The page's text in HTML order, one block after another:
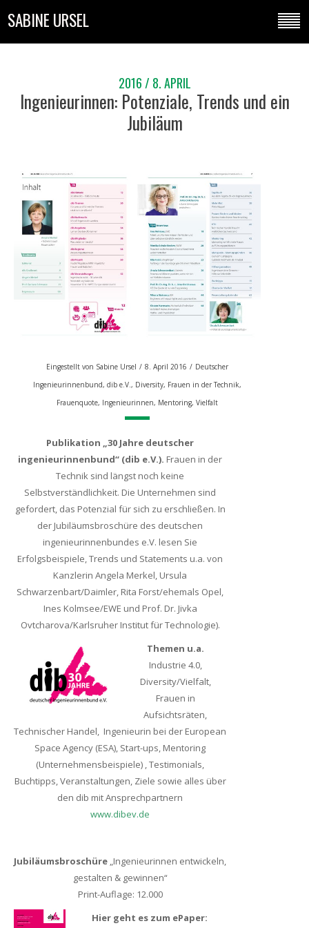
SABINE URSEL
2016 / 8. APRIL
Ingenieurinnen: Potenziale, Trends und ein
Jubiläum
Eingestellt von Sabine Ursel / 8. April 2016 / Deutscher
Ingenieurinnenbund, dib e.V., Diversity, Frauen in der Technik,
Frauenquote, Ingenieurinnen, Mentoring, Vielfalt
Publikation „30 Jahre deutscher
ingenieurinnenbund“ (dib e.V.). Frauen in der
Technik sind längst noch keine
Selbstverständlichkeit. Die Unternehmen sind
gefordert, das Potenzial für sich zu erschließen. In
der Jubiläumsbroschüre des deutschen
ingenieurinnenbundes e.V. lesen Sie
Erfolgsbeispiele, Trends und Statements u.a. von
Kanzlerin Angela Merkel, Ursula
Schwarzenbart/Daimler, Rita Forst/ehemals Opel,
Ines Kolmsee/EWE und Prof. Dr. Jivka
Ovtcharova/Karlsruher Institut für Technologie).
Themen u.a.
Industrie 4.0,
Diversity/Vielfalt,
Frauen in
Aufsichtsräten,
Technischer Handel, Ingenieurin bei der European
Space Agency (ESA), Start-ups, Mentoring
(Unternehmensbeispiele) , Testimonials,
Buchtipps, Veranstaltungen, Ziele sowie alles über
den dib mit Ansprechpartnern
www.dibev.de
Jubiläumsbroschüre „Ingenieurinnen entwickeln,
gestalten & gewinnen“
Print-Auflage: 12.000
Hier geht es zum ePaper: